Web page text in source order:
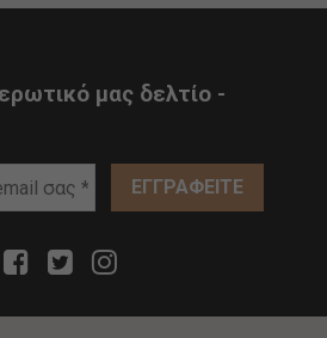
μας δελτίο -